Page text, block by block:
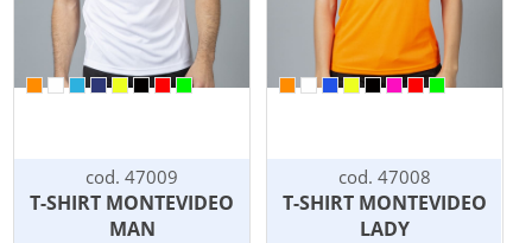
cod. 47009
T-SHIRT MONTEVIDEO
MAN
cod. 47008
T-SHIRT MONTEVIDEO
LADY